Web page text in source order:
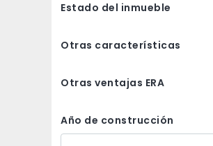
Estado del inmueble
Otras características
Otras ventajas ERA
Año de construcción